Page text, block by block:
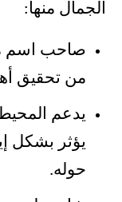
الجمال منها:
صاحب اسم
من تحقيق
يدعم
يؤثر بشكل
حوله.